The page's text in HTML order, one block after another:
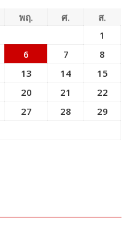
พฤ. ศ.
ส.
1
6 7
8
13 14
15
20 21
22
27 28
29